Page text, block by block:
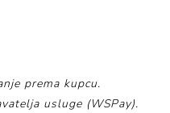
prema kupcu.
usluge (WSPay).